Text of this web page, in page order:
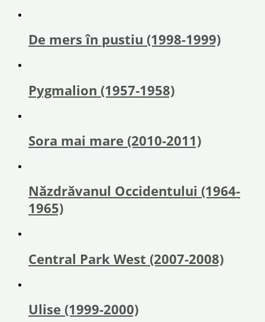
De mers în pustiu (1998-1999)
Pygmalion (1957-1958)
Sora mai mare (2010-2011)
Năzdrăvanul Occidentului (1964-
1965)
Central Park West (2007-2008)
Ulise (1999-2000)